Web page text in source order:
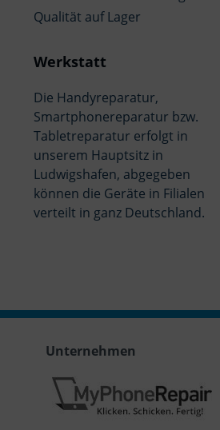
Qualität auf Lager
Werkstatt
Die Handyreparatur,
Smartphonereparatur bzw.
Tabletreparatur erfolgt in
unserem Hauptsitz in
Ludwigshafen, abgegeben
können die Geräte in Filialen
verteilt in ganz Deutschland.
Unternehmen